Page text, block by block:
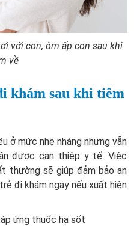
với con, ôm ấp con sau khi
về
khám sau khi tiêm
ở mức nhẹ nhàng nhưng vẫn
được can thiệp y tế. Việc
thường sẽ giúp đảm bảo an
đi khám ngay nếu xuất hiện
ứng thuốc hạ sốt